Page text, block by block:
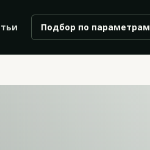
Подбор по параметрам